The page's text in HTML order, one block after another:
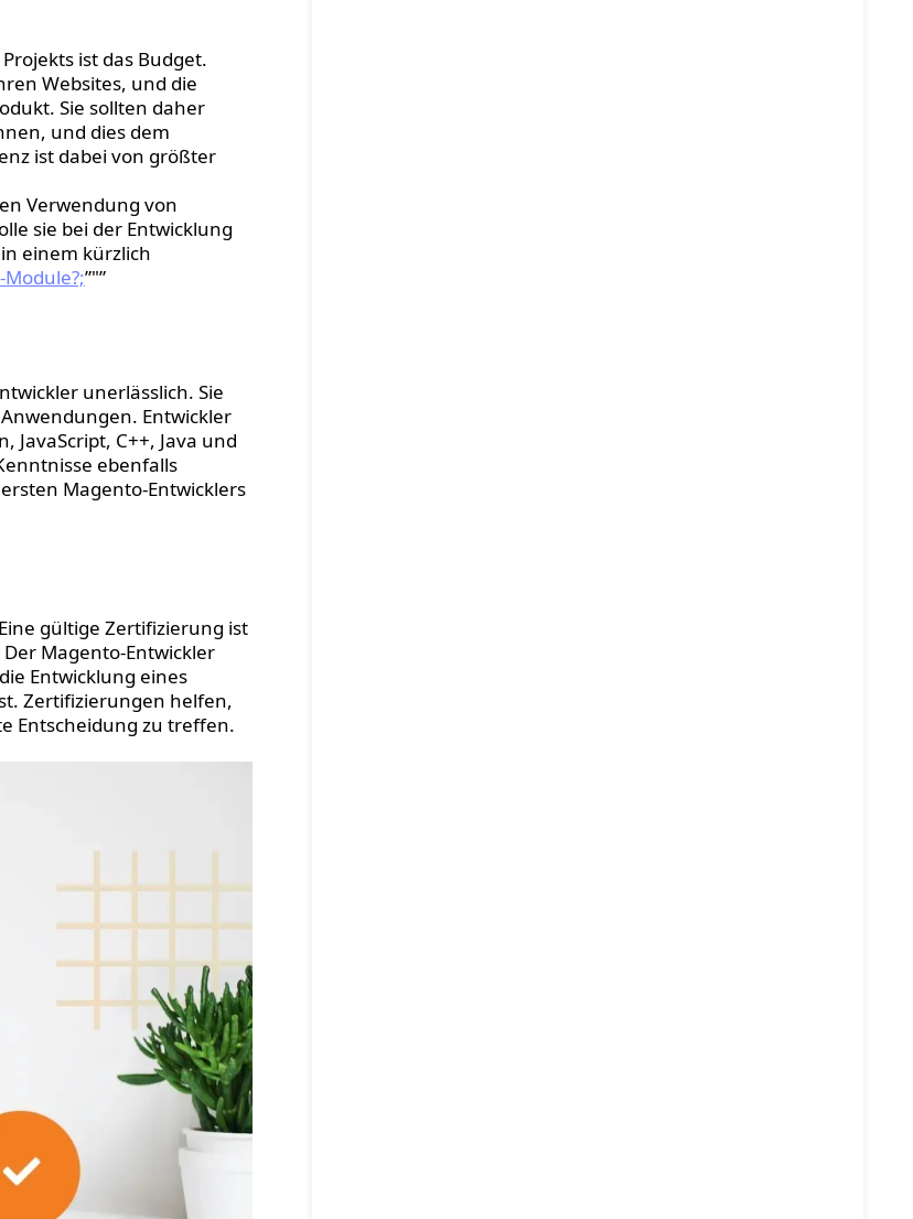
ist das Budget.
Websites, und die
Sie sollten daher
und dies dem
ist dabei von größter
Verwendung von
sie bei der Entwicklung
einem kürzlich
”"”
unerlässlich. Sie
Entwickler
C++, Java und
ebenfalls
Magento-Entwicklers
gültige Zertifizierung ist
Magento-Entwickler
Entwicklung eines
Zertifizierungen helfen,
Entscheidung zu treffen.